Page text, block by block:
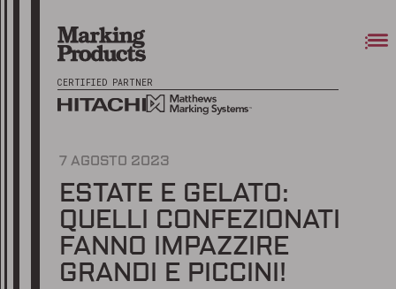
CERTIFIED PARTNER
7 AGOSTO 2023
ESTATE E GELATO:
QUELLI CONFEZIONATI
FANNO IMPAZZIRE
GRANDI E PICCINI!